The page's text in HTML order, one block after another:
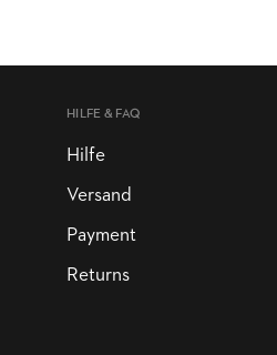
HILFE & FAQ
Hilfe
Versand
Payment
Returns